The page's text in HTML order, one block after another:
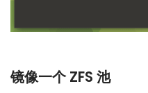
镜像一个 ZFS 池